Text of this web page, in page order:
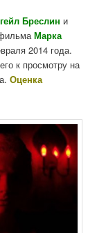
Бреслин и
Марка
2014 года.
к просмотру на
Оценка